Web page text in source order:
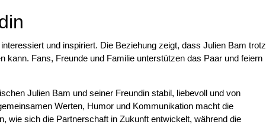
und inspiriert. Die Beziehung zeigt, dass Julien Bam trotz
kann. Fans, Freunde und Familie unterstützen das Paar und feiern
Julien Bam und seiner Freundin stabil, liebevoll und von
Werten, Humor und Kommunikation macht die
wie sich die Partnerschaft in Zukunft entwickelt, während die